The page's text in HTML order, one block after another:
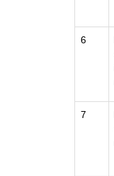
6
7